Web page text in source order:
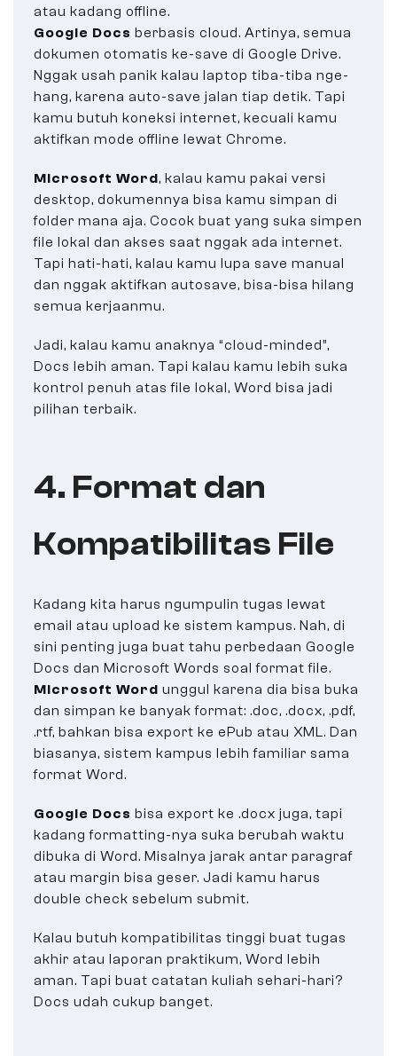
atau kadang offline.
Google Docs berbasis cloud. Artinya, semua
dokumen otomatis ke-save di Google Drive.
Nggak usah panik kalau laptop tiba-tiba nge-
hang, karena auto-save jalan tiap detik. Tapi
kamu butuh koneksi internet, kecuali kamu
aktifkan mode offline lewat Chrome.
Microsoft Word, kalau kamu pakai versi
desktop, dokumennya bisa kamu simpan di
folder mana aja. Cocok buat yang suka simpen
file lokal dan akses saat nggak ada internet.
Tapi hati-hati, kalau kamu lupa save manual
dan nggak aktifkan autosave, bisa-bisa hilang
semua kerjaanmu.
Jadi, kalau kamu anaknya “cloud-minded”,
Docs lebih aman. Tapi kalau kamu lebih suka
kontrol penuh atas file lokal, Word bisa jadi
pilihan terbaik.
4. Format dan
Kompatibilitas File
Kadang kita harus ngumpulin tugas lewat
email atau upload ke sistem kampus. Nah, di
sini penting juga buat tahu perbedaan Google
Docs dan Microsoft Words soal format file.
Microsoft Word unggul karena dia bisa buka
dan simpan ke banyak format: .doc, .docx, .pdf,
.rtf, bahkan bisa export ke ePub atau XML. Dan
biasanya, sistem kampus lebih familiar sama
format Word.
Google Docs bisa export ke .docx juga, tapi
kadang formatting-nya suka berubah waktu
dibuka di Word. Misalnya jarak antar paragraf
atau margin bisa geser. Jadi kamu harus
double check sebelum submit.
Kalau butuh kompatibilitas tinggi buat tugas
akhir atau laporan praktikum, Word lebih
aman. Tapi buat catatan kuliah sehari-hari?
Docs udah cukup banget.